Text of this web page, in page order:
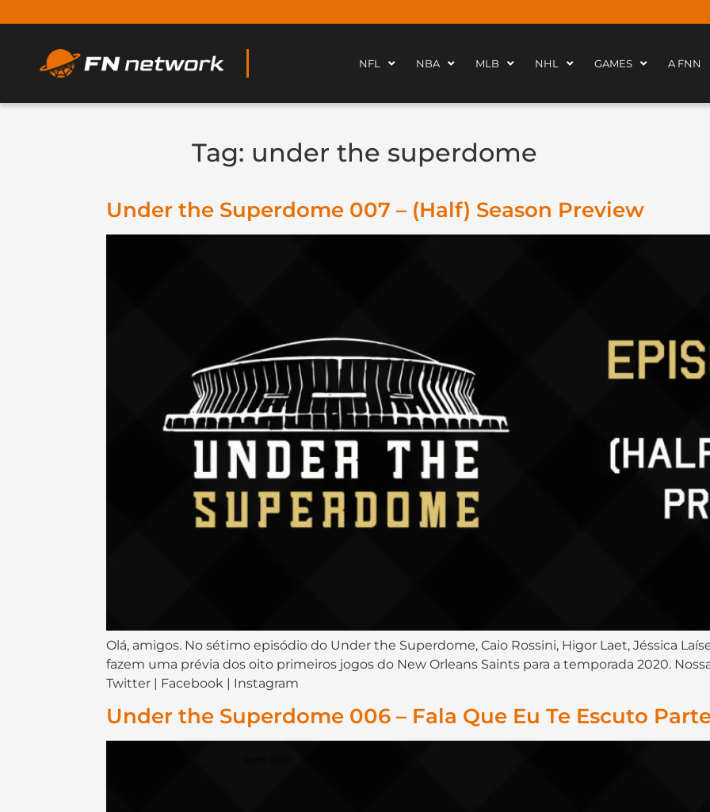
NFL NBA MLB NHL GAMES A FNN
Tag: under the superdome
Under the Superdome 007 – (Half) Season Preview
Olá, amigos. No sétimo episódio do Under the Superdome, Caio Rossini, Higor Laet, Jéssica
fazem uma prévia dos oito primeiros jogos do New Orleans Saints para a temporada 2020.
Twitter | Facebook | Instagram
Under the Superdome 006 – Fala Que Eu Te Escuto